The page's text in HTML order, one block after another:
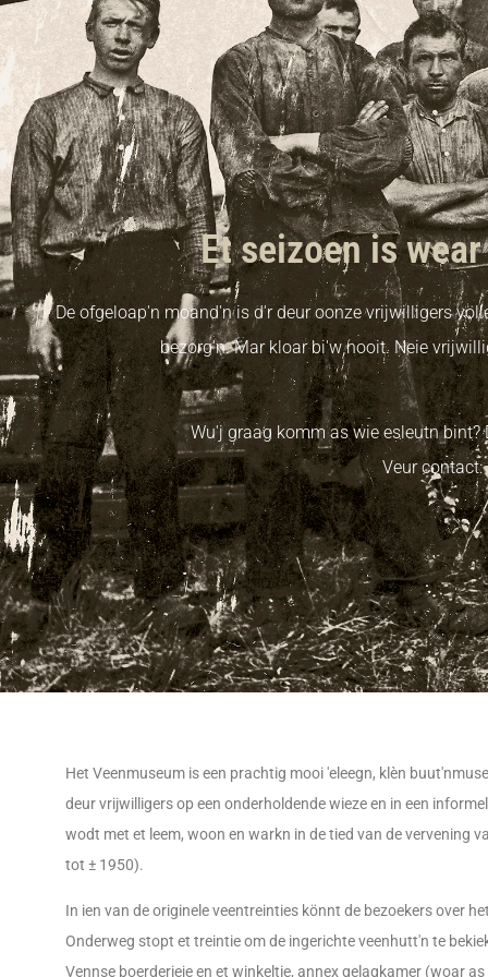
Et seizoen is
De ofgeloap'n moand'n is d'r deur oonze vrijwilligers
bezorg'n. Mar kloar bi'w nooit. Neie
Wu'j graag komm as wie esleutn
Veur
Het Veenmuseum is een prachtig mooi 'eleegn, klèn
deur vrijwilligers op een onderholdende wieze en in een
wodt met et leem, woon en warkn in de tied van de vervening
tot ± 1950).
In ien van de originele veentreinties könnt de bezoekers over
Onderweg stopt et treintie om de ingerichte veenhutt'n te
Vennse boerderieje en et winkeltie, annex gelagkamer (woar